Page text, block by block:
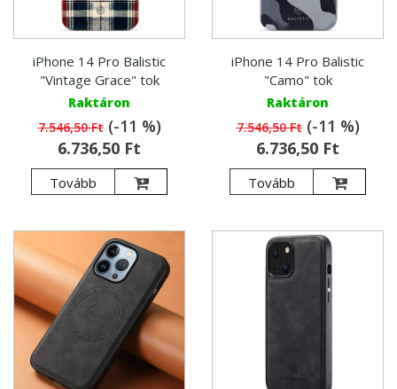
iPhone 14 Pro Balistic
"Vintage Grace" tok
Raktáron
7.546,50 Ft(-11 %)
6.736,50 Ft
Tovább
iPhone 14 Pro Balistic
"Camo" tok
Raktáron
7.546,50 Ft(-11 %)
6.736,50 Ft
Tovább